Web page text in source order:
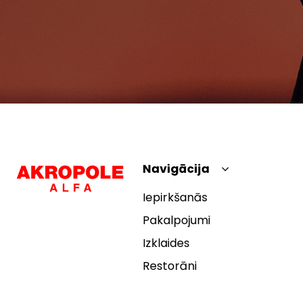
Navigācija
Iepirkšanās
Pakalpojumi
Izklaides
Restorāni